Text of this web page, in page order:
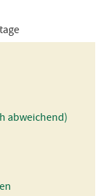
abweichend)